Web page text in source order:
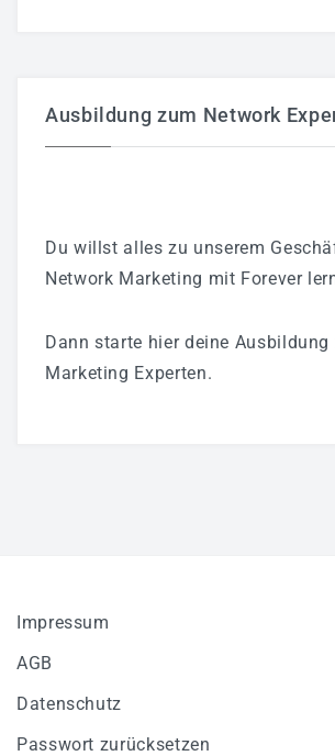
Ausbildung zum Network
Du willst alles zu unserem
Network Marketing mit Forever
Dann starte hier deine Ausbildung
Marketing Experten.
Impressum
AGB
Datenschutz
Passwort zurücksetzen